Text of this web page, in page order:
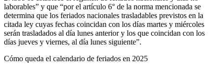
laborables” y que “por el artículo 6° de la norma mencionada se
determina que los feriados nacionales trasladables previstos en la
citada ley cuyas fechas coincidan con los días martes y miércoles
serán trasladados al día lunes anterior y los que coincidan con los
días jueves y viernes, al día lunes siguiente”.
Cómo queda el calendario de feriados en 2025